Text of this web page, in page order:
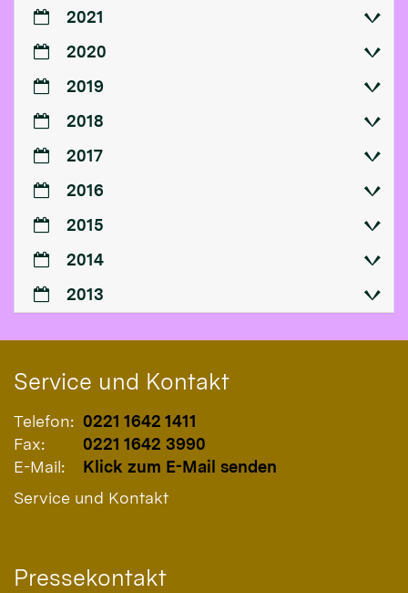
2021
2020
2019
2018
2017
2016
2015
2014
2013
Service und Kontakt
Telefon: 0221 1642 1411
Fax:
0221 1642 3990
E-Mail:
Klick zum E-Mail senden
Service und Kontakt
Pressekontakt